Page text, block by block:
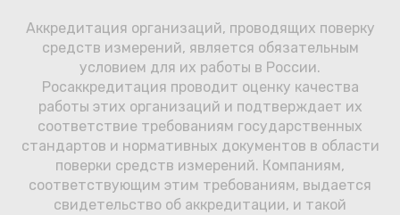
Аккредитация организаций, проводящих поверку
средств измерений, является обязательным
условием для их работы в России.
Росаккредитация проводит оценку качества
работы этих организаций и подтверждает их
соответствие требованиям государственных
стандартов и нормативных документов в области
поверки средств измерений. Компаниям,
соответствующим этим требованиям, выдается
свидетельство об аккредитации, и такой